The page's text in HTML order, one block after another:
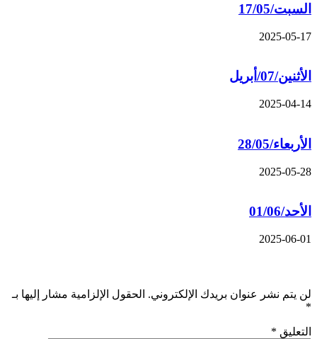
السبت/17/05
2025-05-17
الأثنين/07/أبريل
2025-04-14
الأربعاء/28/05
2025-05-28
الأحد/01/06
2025-06-01
لن يتم نشر عنوان بريدك الإلكتروني. الحقول الإلزامية مشار إليها بـ
*
التعليق *